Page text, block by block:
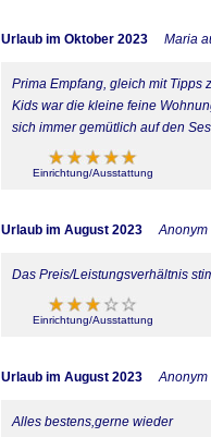
Urlaub im Oktober 2023 Maria
Prima Empfang, gleich mit Tipps
Kids war die kleine feine
sich immer gemütlich auf den
Einrichtung/Ausstattung
Urlaub im August 2023 Anonym
Das Preis/Leistungsverhältnis
Einrichtung/Ausstattung
Urlaub im August 2023 Anonym
Alles bestens,gerne wieder